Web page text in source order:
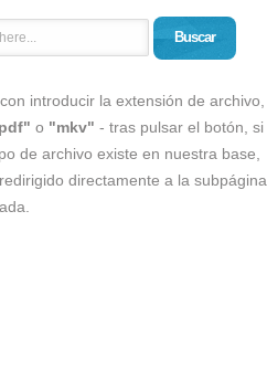
Buscar
introducir la extensión de archivo,
o "mkv" - tras pulsar el botón, si
de archivo existe en nuestra base,
directamente a la subpágina